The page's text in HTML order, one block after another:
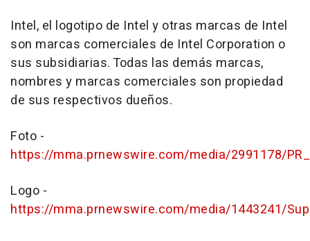
Intel, el logotipo de Intel y otras marcas de Intel
son marcas comerciales de Intel Corporation o
sus subsidiarias. Todas las demás marcas,
nombres y marcas comerciales son propiedad
de sus respectivos dueños.
Foto -
https://mma.prnewswire.com/media/2991178/
Logo -
https://mma.prnewswire.com/media/1443241/